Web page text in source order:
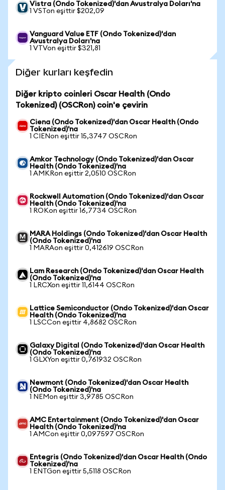
Vistra (Ondo Tokenized)'dan Avustralya Doları'na
1 VSTon eşittir $202,09
Vanguard Value ETF (Ondo Tokenized)'dan
Avustralya Doları'na
1 VTVon eşittir $321,81
Diğer kurları keşfedin
Diğer kripto coinleri Oscar Health (Ondo
Tokenized) (OSCRon) coin'e çevirin
Ciena (Ondo Tokenized)'dan Oscar Health (Ondo
Tokenized)'na
1 CIENon eşittir 15,3747 OSCRon
Amkor Technology (Ondo Tokenized)'dan Oscar
Health (Ondo Tokenized)'na
1 AMKRon eşittir 2,0510 OSCRon
Rockwell Automation (Ondo Tokenized)'dan Oscar
Health (Ondo Tokenized)'na
1 ROKon eşittir 16,7734 OSCRon
MARA Holdings (Ondo Tokenized)'dan Oscar Health
(Ondo Tokenized)'na
1 MARAon eşittir 0,412619 OSCRon
Lam Research (Ondo Tokenized)'dan Oscar Health
(Ondo Tokenized)'na
1 LRCXon eşittir 11,6144 OSCRon
Lattice Semiconductor (Ondo Tokenized)'dan Oscar
Health (Ondo Tokenized)'na
1 LSCCon eşittir 4,8682 OSCRon
Galaxy Digital (Ondo Tokenized)'dan Oscar Health
(Ondo Tokenized)'na
1 GLXYon eşittir 0,761932 OSCRon
Newmont (Ondo Tokenized)'dan Oscar Health
(Ondo Tokenized)'na
1 NEMon eşittir 3,9785 OSCRon
AMC Entertainment (Ondo Tokenized)'dan Oscar
Health (Ondo Tokenized)'na
1 AMCon eşittir 0,097597 OSCRon
Entegris (Ondo Tokenized)'dan Oscar Health (Ondo
Tokenized)'na
1 ENTGon eşittir 5,5118 OSCRon